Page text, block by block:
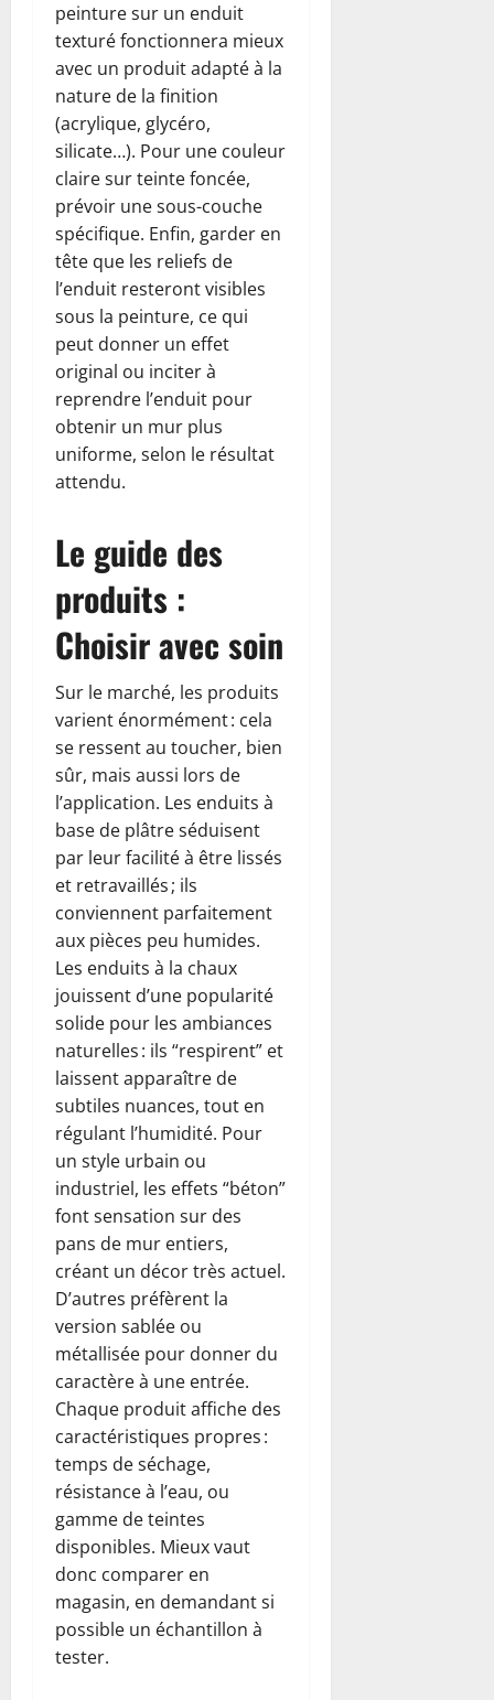
peinture sur un enduit
texturé fonctionnera mieux
avec un produit adapté à la
nature de la finition
(acrylique, glycéro,
silicate…). Pour une couleur
claire sur teinte foncée,
prévoir une sous-couche
spécifique. Enfin, garder en
tête que les reliefs de
l’enduit resteront visibles
sous la peinture, ce qui
peut donner un effet
original ou inciter à
reprendre l’enduit pour
obtenir un mur plus
uniforme, selon le résultat
attendu.
Le guide des
produits :
Choisir avec soin
Sur le marché, les produits
varient énormément : cela
se ressent au toucher, bien
sûr, mais aussi lors de
l’application. Les enduits à
base de plâtre séduisent
par leur facilité à être lissés
et retravaillés ; ils
conviennent parfaitement
aux pièces peu humides.
Les enduits à la chaux
jouissent d’une popularité
solide pour les ambiances
naturelles : ils “respirent” et
laissent apparaître de
subtiles nuances, tout en
régulant l’humidité. Pour
un style urbain ou
industriel, les effets “béton”
font sensation sur des
pans de mur entiers,
créant un décor très actuel.
D’autres préfèrent la
version sablée ou
métallisée pour donner du
caractère à une entrée.
Chaque produit affiche des
caractéristiques propres :
temps de séchage,
résistance à l’eau, ou
gamme de teintes
disponibles. Mieux vaut
donc comparer en
magasin, en demandant si
possible un échantillon à
tester.